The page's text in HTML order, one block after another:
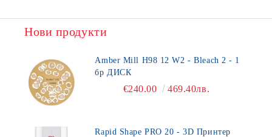
Нови продукти
Amber Mill H98 12 W2 - Bleach 2 - 1
бр ДИСК
€240.00 469.40лв.
Rapid Shape PRO 20 - 3D Принтер